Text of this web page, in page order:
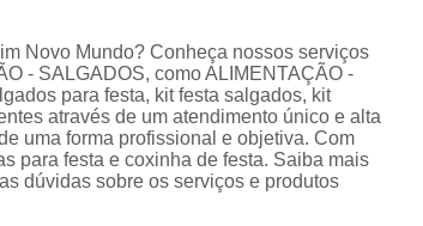
Coxinha de Festa com
Coxinha de Frango para
Coxinha Festa Assada
Coxinha Frango de Festa
Coxinha para Festa de
Kit
Novo Mundo? Conheça nossos serviços
- SALGADOS, como ALIMENTAÇÃO -
para festa, kit festa salgados, kit
através de um atendimento único e alta
uma forma profissional e objetiva. Com
para festa e coxinha de festa. Saiba mais
dúvidas sobre os serviços e produtos